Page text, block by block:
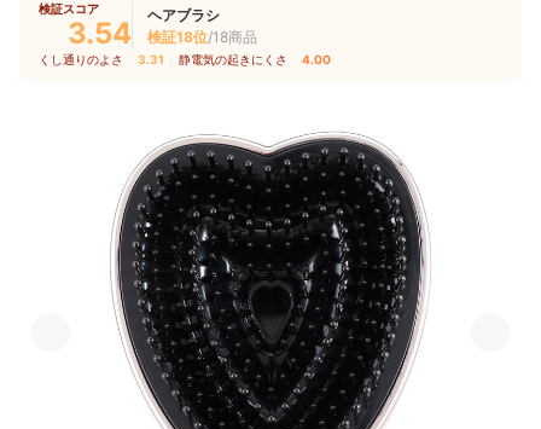
検証スコア
3.54
ヘアブラシ
検証18位/18商品
くし通りのよさ 3.31 静電気の起きにくさ 4.00